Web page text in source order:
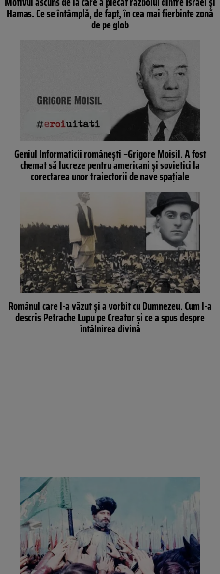
Hamas. Ce se întâmplă, de fapt, în cea mai fierbinte zonă
de pe glob
Geniul Informaticii românești –Grigore Moisil. A fost
chemat să lucreze pentru americani și sovietici la
corectarea unor traiectorii de nave spațiale
Românul care l-a văzut și a vorbit cu Dumnezeu. Cum l-a
descris Petrache Lupu pe Creator și ce a spus despre
întâlnirea divină